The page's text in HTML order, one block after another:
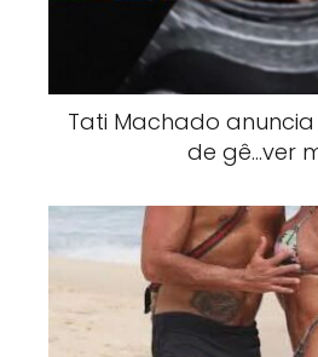
Tati Machado
de gê…ver